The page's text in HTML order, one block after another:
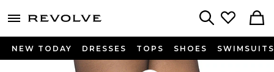
menu - shows more content
NEW TODAY DRESSES TOPS SHOES SWIMSUITS